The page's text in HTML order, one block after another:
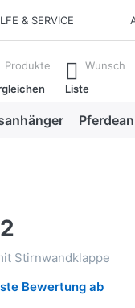
& SERVICE
Drücken
Produkte
Wunsch
Liste
Stirnwandklappe
Bewertung ab